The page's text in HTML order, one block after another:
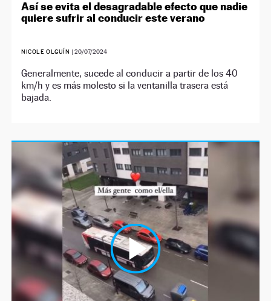
Así se evita el desagradable efecto que nadie
quiere sufrir al conducir este verano
NICOLE OLGUÍN | 20/07/2024
Generalmente, sucede al conducir a partir de los 40
km/h y es más molesto si la ventanilla trasera está
bajada.